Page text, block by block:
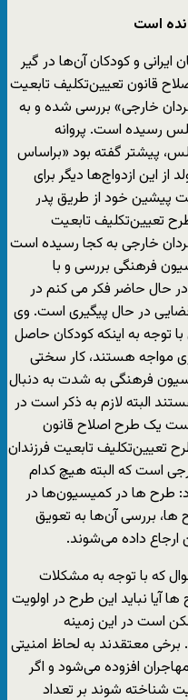
است
ایرانی و کودکان آن‌ها در گیر
قانون تعیین‌تکلیف تابعیت
مردان خارجی» بررسی شده و به
رسیده است. پروانه
پیشتر گفته بود «براساس
این ازدواج‌ها دیگر برای
پیشین خود از طریق پدر
تعیین‌تکلیف تابعیت
مردان خارجی به کجا رسیده است
فرهنگی بررسی و با
حال حاضر فکر می کنم در
در حال پیگیری است. وی
توجه به اینکه کودکان حاصل
مواجه هستند، کار سختی
فرهنگی به شدت به دنبال
البته لازم به ذکر است در
یک طرح اصلاح قانون
تعیین‌تکلیف تابعیت فرزندان
است که البته هیچ کدام
طرح ها در کمیسیون‌ها در
ها، بررسی آن‌ها به تعویق
داده می‌شوند.
که با توجه به مشکلات
آیا نباید این طرح در اولویت
است در این زمینه
معتقدند به لحاظ امنیتی
افزوده می‌شود و اگر
شناخته شوند بر تعداد